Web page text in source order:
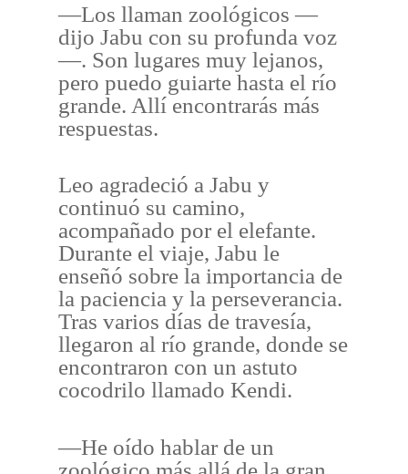
—Los llaman zoológicos —
dijo Jabu con su profunda voz
—. Son lugares muy lejanos,
pero puedo guiarte hasta el río
grande. Allí encontrarás más
respuestas.
Leo agradeció a Jabu y
continuó su camino,
acompañado por el elefante.
Durante el viaje, Jabu le
enseñó sobre la importancia de
la paciencia y la perseverancia.
Tras varios días de travesía,
llegaron al río grande, donde se
encontraron con un astuto
cocodrilo llamado Kendi.
—He oído hablar de un